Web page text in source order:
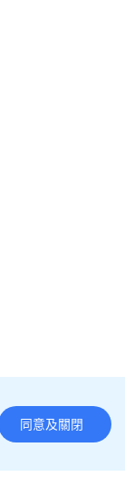
同意及關閉